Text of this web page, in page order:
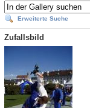
Erweiterte Suche
Zufallsbild